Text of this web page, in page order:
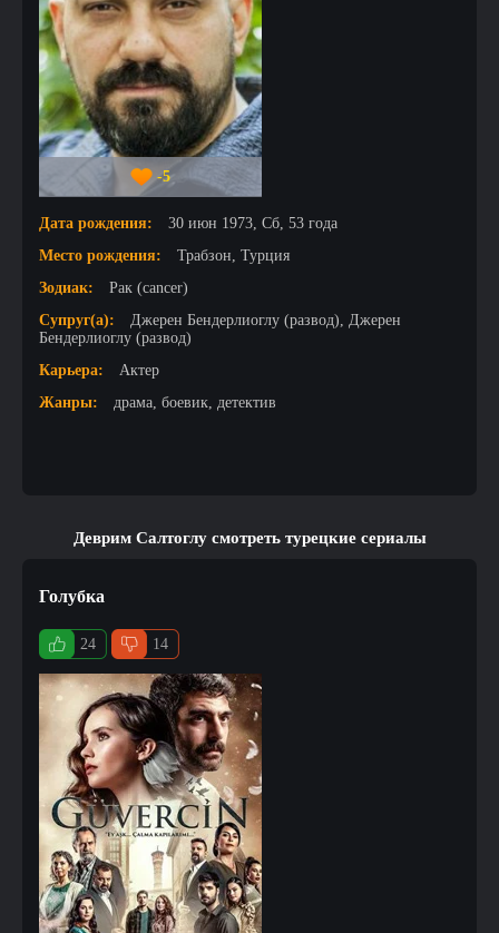
-5
Дата рождения:
30 июн 1973, Сб, 53 года
Место рождения:
Трабзон, Турция
Зодиак:
Рак (cancer)
Супруг(а):
Джерен Бендерлиоглу (развод), Джерен
Бендерлиоглу (развод)
Карьера:
Актер
Жанры:
драма, боевик, детектив
Деврим Салтоглу смотреть турецкие сериалы
Голубка
24 14